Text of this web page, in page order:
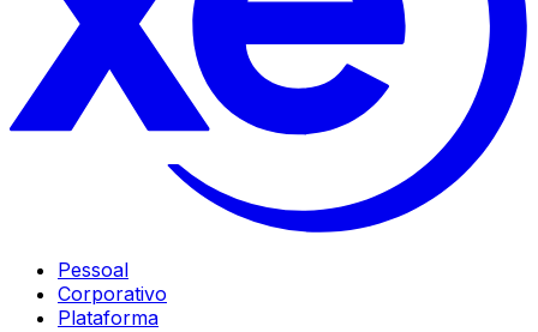
Pessoal
Corporativo
Plataforma